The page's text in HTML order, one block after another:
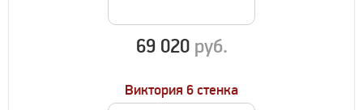
69 020 руб.
Виктория 6 стенка